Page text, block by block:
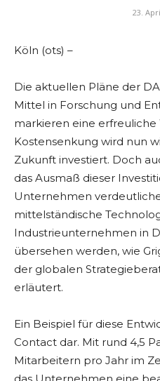
23.
Köln (ots) –
Die aktuellen Pläne der
Mittel in Forschung und
markieren eine
Kostensenkung wird nun
Zukunft investiert. Doch
das Ausmaß dieser
Unternehmen
mittelständische
Industrieunternehmen in
übersehen werden, wie
der globalen
erläutert.
Ein Beispiel für diese
Contact dar. Mit rund 4,5
Mitarbeitern pro Jahr im